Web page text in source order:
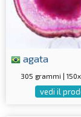
agata
305 grammi |
vedi il